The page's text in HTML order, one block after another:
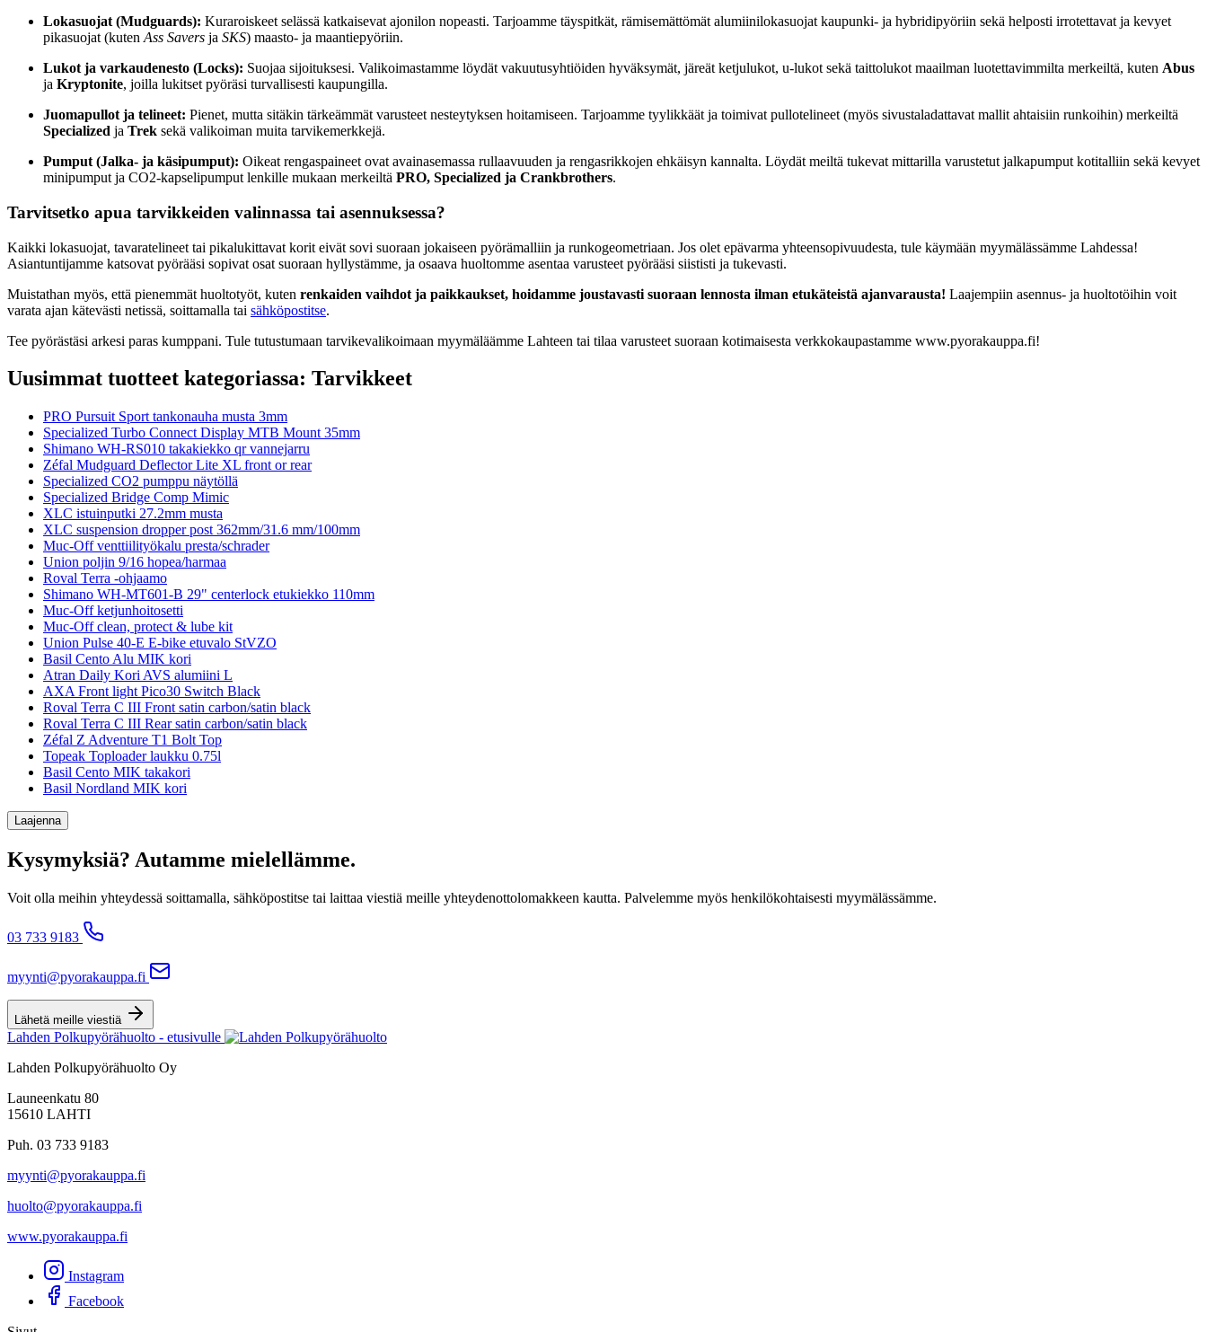
Lokasuojat (Mudguards): Kuraroiskeet selässä katkaisevat ajonilon nopeasti. Tarjoamme täyspitkät, rämisemättömät alumiinilokasuojat kaupunki- ja hybridipyöriin sekä helposti irrotettavat ja kevyet
pikasuojat (kuten Ass Savers ja SKS) maasto- ja maantiepyöriin.
Lukot ja varkaudenesto (Locks): Suojaa sijoituksesi. Valikoimastamme löydät vakuutusyhtiöiden hyväksymät, järeät ketjulukot, u-lukot sekä taittolukot maailman luotettavimmilta merkeiltä, kuten Abus
ja Kryptonite, joilla lukitset pyöräsi turvallisesti kaupungilla.
Juomapullot ja telineet: Pienet, mutta sitäkin tärkeämmät varusteet nesteytyksen hoitamiseen. Tarjoamme tyylikkäät ja toimivat pullotelineet (myös sivustaladattavat mallit ahtaisiin runkoihin) merkeiltä
Specialized ja Trek sekä valikoiman muita tarvikemerkkejä.
Pumput (Jalka- ja käsipumput): Oikeat rengaspaineet ovat avainasemassa rullaavuuden ja rengasrikkojen ehkäisyn kannalta. Löydät meiltä tukevat mittarilla varustetut jalkapumput kotitalliin sekä kevyet
minipumput ja CO2-kapselipumput lenkille mukaan merkeiltä PRO, Specialized ja Crankbrothers.
Tarvitsetko apua tarvikkeiden valinnassa tai asennuksessa?
Kaikki lokasuojat, tavaratelineet tai pikalukittavat korit eivät sovi suoraan jokaiseen pyörämalliin ja runkogeometriaan. Jos olet epävarma yhteensopivuudesta, tule käymään myymälässämme Lahdessa!
Asiantuntijamme katsovat pyörääsi sopivat osat suoraan hyllystämme, ja osaava huoltomme asentaa varusteet pyörääsi siististi ja tukevasti.
Muistathan myös, että pienemmät huoltotyöt, kuten renkaiden vaihdot ja paikkaukset, hoidamme joustavasti suoraan lennosta ilman etukäteistä ajanvarausta! Laajempiin asennus- ja huoltotöihin voit
varata ajan kätevästi netissä, soittamalla tai sähköpostitse.
Tee pyörästäsi arkesi paras kumppani. Tule tutustumaan tarvikevalikoimaan myymäläämme Lahteen tai tilaa varusteet suoraan kotimaisesta verkkokaupastamme www.pyorakauppa.fi!
Uusimmat tuotteet kategoriassa: Tarvikkeet
PRO Pursuit Sport tankonauha musta 3mm
Specialized Turbo Connect Display MTB Mount 35mm
Shimano WH-RS010 takakiekko qr vannejarru
Zéfal Mudguard Deflector Lite XL front or rear
Specialized CO2 pumppu näytöllä
Specialized Bridge Comp Mimic
XLC istuinputki 27.2mm musta
XLC suspension dropper post 362mm/31.6 mm/100mm
Muc-Off venttiilityökalu presta/schrader
Union poljin 9/16 hopea/harmaa
Roval Terra -ohjaamo
Shimano WH-MT601-B 29" centerlock etukiekko 110mm
Muc-Off ketjunhoitosetti
Muc-Off clean, protect & lube kit
Union Pulse 40-E E-bike etuvalo StVZO
Basil Cento Alu MIK kori
Atran Daily Kori AVS alumiini L
AXA Front light Pico30 Switch Black
Roval Terra C III Front satin carbon/satin black
Roval Terra C III Rear satin carbon/satin black
Zéfal Z Adventure T1 Bolt Top
Topeak Toploader laukku 0.75l
Basil Cento MIK takakori
Basil Nordland MIK kori
Laajenna
Kysymyksiä? Autamme mielellämme.
Voit olla meihin yhteydessä soittamalla, sähköpostitse tai laittaa viestiä meille yhteydenottolomakkeen kautta. Palvelemme myös henkilökohtaisesti myymälässämme.
03 733 9183
myynti@pyorakauppa.fi
Lähetä meille viestiä
Lahden Polkupyörähuolto - etusivulle
Lahden Polkupyörähuolto Oy
Launeenkatu 80
15610 LAHTI
Puh. 03 733 9183
myynti@pyorakauppa.fi
huolto@pyorakauppa.fi
www.pyorakauppa.fi
Instagram
Facebook